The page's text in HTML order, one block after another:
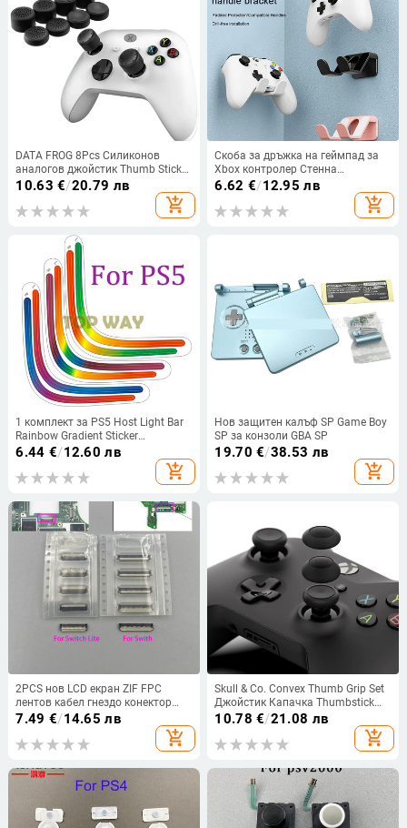
DATA FROG 8Pcs Силиконов
аналогов джойстик Thumb Stick
за PS4/PS5 контролер Резервни
Аксесоари 2023
10.63 €/20.79 лв
add_shopping_cart
Скоба за дръжка на геймпад за
Xbox контролер Стенна
закачалка за слушалки Държач
за слушалки Стойка за геймпад
за аксесоари за PS5/PS4
6.62 €/12.95 лв
add_shopping_cart
1 комплект за PS5 Host Light Bar
Rainbow Gradient Sticker
Самозалепващи стикери LED
Аксесоари за игри
6.44 €/12.60 лв
add_shopping_cart
Нов защитен калъф SP Game Boy
SP за конзоли GBA SP
19.70 €/38.53 лв
add_shopping_cart
2PCS нов LCD екран ZIF FPC
лентов кабел гнездо конектор
скоба -за Nintendo Switch / Switch
7.49 €/14.65 лв
add_shopping_cart
Skull & Co. Convex Thumb Grip Set
Джойстик Капачка Thumbstick
Cover за Xbox One Xbox Series X/S
10.78 €/21.08 лв
add_shopping_cart